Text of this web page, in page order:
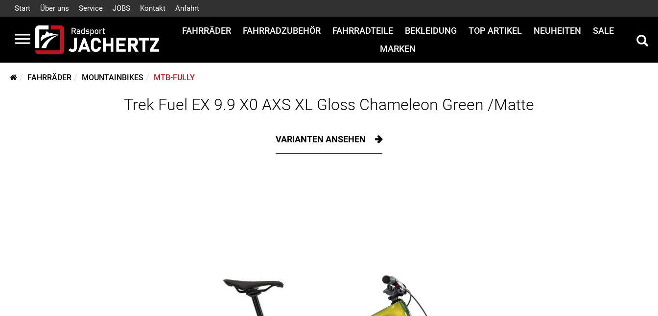
Start Über uns Service JOBS Kontakt Anfahrt
FAHRRÄDER FAHRRADZUBEHÖR FAHRRADTEILE BEKLEIDUNG TOP ARTIKEL NEUHEITEN
SALE
MARKEN
FAHRRÄDER MOUNTAINBIKES MTB-FULLY
Trek Fuel EX 9.9 X0 AXS XL Gloss Chameleon Green /Matte
VARIANTEN ANSEHEN